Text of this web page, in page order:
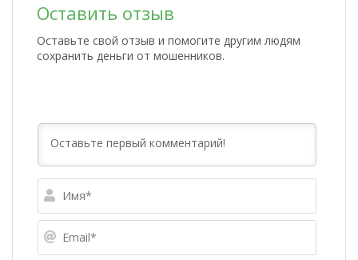
Оставить отзыв
Оставьте свой отзыв и помогите другим людям
сохранить деньги от мошенников.